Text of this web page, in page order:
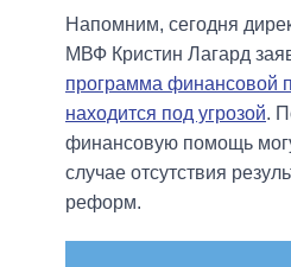
Напомним, сегодня
МВФ Кристин Лагард
программа финансовой
находится под угрозой.
финансовую помощь
случае отсутствия
реформ.